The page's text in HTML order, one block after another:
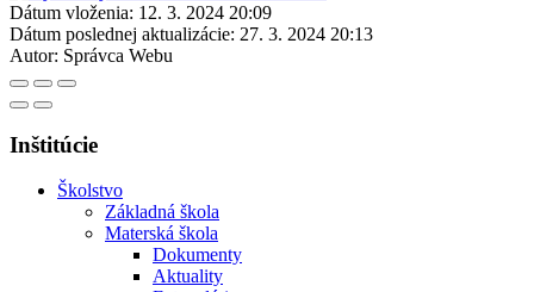
Dátum vloženia: 12. 3. 2024 20:09
Dátum poslednej aktualizácie: 27. 3. 2024 20:13
Autor: Správca Webu
Inštitúcie
Školstvo
Základná škola
Materská škola
Dokumenty
Aktuality